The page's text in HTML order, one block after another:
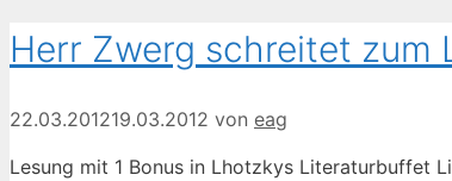
Herr Zwerg schreitet zum
22.03.201219.03.2012 von eag
Lesung mit 1 Bonus in Lhotzkys Literaturbuffet